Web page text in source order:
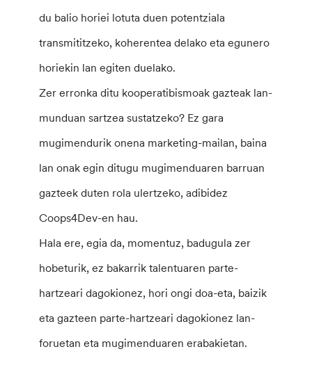
du balio horiei lotuta duen potentziala
transmititzeko, koherentea delako eta egunero
horiekin lan egiten duelako.
Zer erronka ditu kooperatibismoak gazteak lan-
munduan sartzea sustatzeko? Ez gara
mugimendurik onena marketing-mailan, baina
lan onak egin ditugu mugimenduaren barruan
gazteek duten rola ulertzeko, adibidez
Coops4Dev-en hau.
Hala ere, egia da, momentuz, badugula zer
hobeturik, ez bakarrik talentuaren parte-
hartzeari dagokionez, hori ongi doa-eta, baizik
eta gazteen parte-hartzeari dagokionez lan-
foruetan eta mugimenduaren erabakietan.